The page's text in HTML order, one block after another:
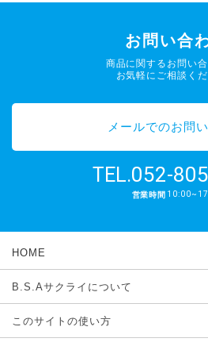
お問い合
商品に関するお問い
お気軽にご相談くだ
メールでのお問
TEL.052-
営業時間
HOME
B.S.Aサクライについて
このサイトの使い方